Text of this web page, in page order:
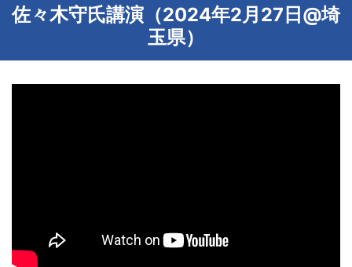
佐々木守氏講演（2024年2月27日@埼
玉県）